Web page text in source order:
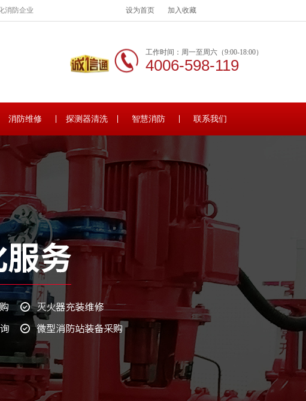
消防企业 设为首页 加入收藏
工作时间：周一至周六（9:00-18:00）
4006-598-119
消防维修 探测器清洗 智慧消防 联系我们